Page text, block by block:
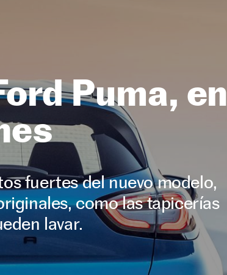
Puma, en
fuertes del nuevo modelo,
como las tapicerías
lavar.